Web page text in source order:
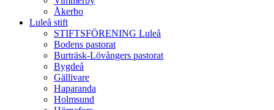
Åkerbo
Luleå stift
STIFTSFÖRENING Luleå
Bodens pastorat
Burträsk-Lövångers pastorat
Bygdeå
Gällivare
Haparanda
Holmsund